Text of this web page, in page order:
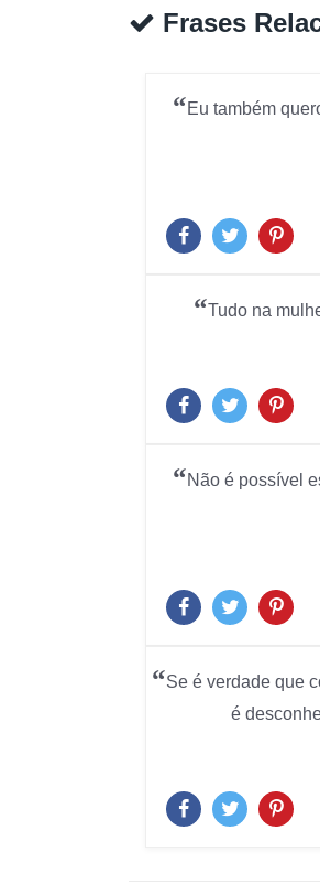
Frases
“Eu também
“Tudo na
“Não é possível
“Se é verdade que
é